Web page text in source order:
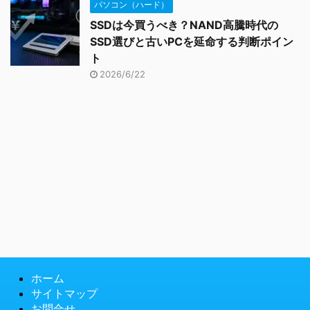
パソコン（ハード）
SSDは今買うべき？NAND高騰時代の
SSD選びと古いPCを延命する判断ポイン
ト
2026/6/22
ホーム
サイトマップ